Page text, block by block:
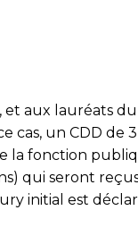
et aux lauréats
un CDD de
la fonction
qui seront
initial est